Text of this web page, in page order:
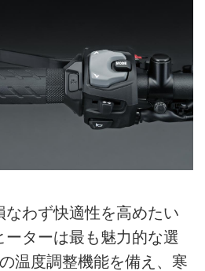
なわず快適性を高めたい
ターは最も魅力的な選
温度調整機能を備え、寒